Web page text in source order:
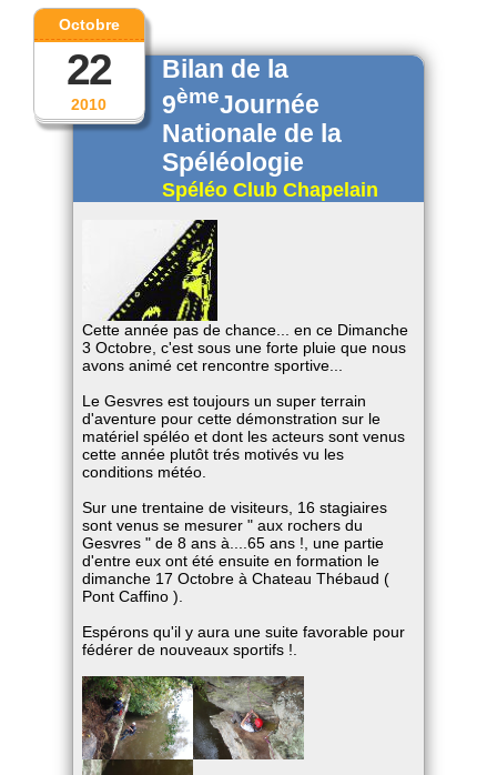
2010
Octobre
22
Bilan de la
9èmeJournée
Nationale de la
Spéléologie
Spéléo Club Chapelain
Cette année pas de chance... en ce Dimanche
3 Octobre, c'est sous une forte pluie que nous
avons animé cet rencontre sportive...
Le Gesvres est toujours un super terrain
d'aventure pour cette démonstration sur le
matériel spéléo et dont les acteurs sont venus
cette année plutôt trés motivés vu les
conditions météo.
Sur une trentaine de visiteurs, 16 stagiaires
sont venus se mesurer " aux rochers du
Gesvres " de 8 ans à....65 ans !, une partie
d'entre eux ont été ensuite en formation le
dimanche 17 Octobre à Chateau Thébaud (
Pont Caffino ).
Espérons qu'il y aura une suite favorable pour
fédérer de nouveaux sportifs !.